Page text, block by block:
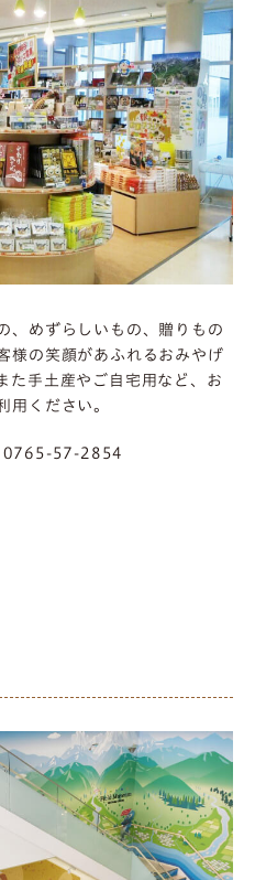
、めずらしいもの、贈りもの
様の笑顔があふれるおみやげ
た手土産やご自宅用など、お
用ください。
0765-57-2854